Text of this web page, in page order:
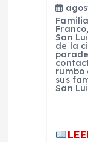
San
de la
rumbo
sus
San